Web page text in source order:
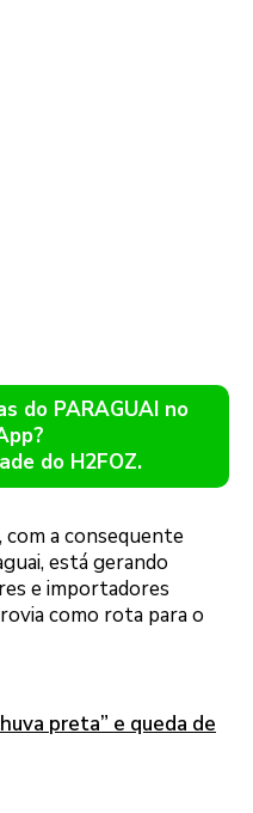
do PARAGUAI no
do H2FOZ.
a consequente
está gerando
e importadores
como rota para o
preta” e queda de